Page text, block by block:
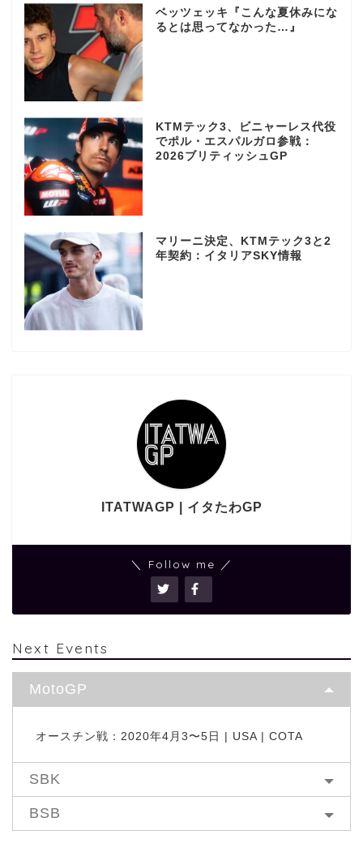
ベッツェッキ『こんな夏休みにな
るとは思ってなかった…』
KTMテック3、ビニャーレス代役
でポル・エスパルガロ参戦：
2026ブリティッシュGP
マリーニ決定、KTMテック3と2
年契約：イタリアSKY情報
ITATWAGP | イタたわGP
＼ Follow me ／
Next Events
MotoGP
オースチン戦：2020年4月3〜5日 | USA | COTA
SBK
BSB